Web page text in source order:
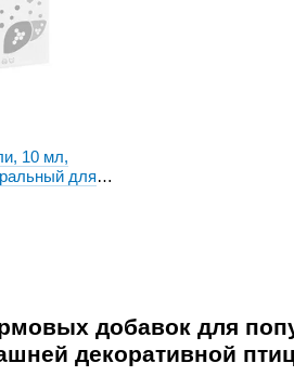
добавок для
декоративной
10 мл,
для